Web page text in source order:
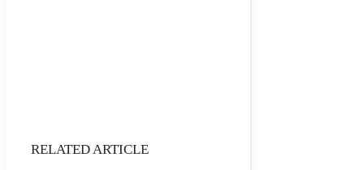
RELATED ARTICLE